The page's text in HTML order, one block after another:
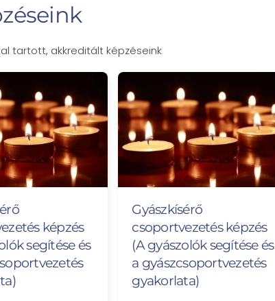
tartott, akkreditált képzéseink
képzés
segítése és
Gyászkísérő
csoportvezetés képzés
(A gyászolók segítése és
a gyászcsoportvezetés
gyakorlata)